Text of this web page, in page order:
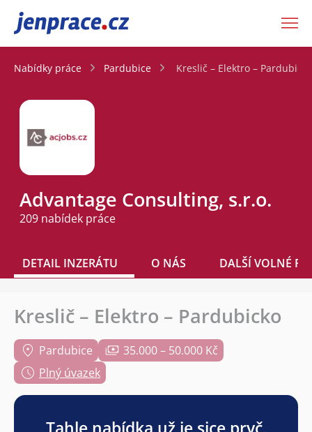
JenPráce.cz
Nabídky práce Pardubice Kreslič – Elektro – Pardubicko
Advantage Consulting, s.r.o.
209 nabídek práce
DETAIL INZERÁTU O NÁS DALŠÍ VOLNÉ
Kreslič – Elektro – Pardubicko
Pardubice
35.000 – 50.000 Kč
Plný úvazek